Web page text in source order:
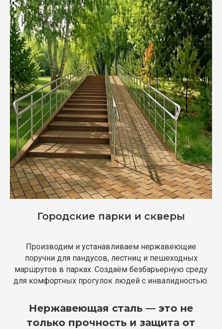
Городские парки и скверы
Производим и устанавливаем нержавеющие
поручни для пандусов, лестниц и пешеходных
маршрутов в парках. Создаём безбарьерную среду
для комфортных прогулок людей с инвалидностью.
Нержавеющая сталь — это не
только прочность и защита от